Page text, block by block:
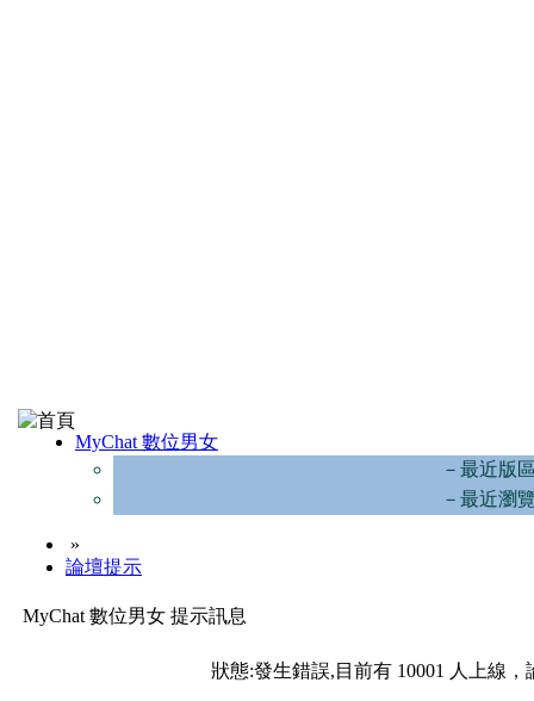
MyChat 數位男女
－最近版
－最近瀏
»
論壇提示
MyChat 數位男女 提示訊息
狀態:發生錯誤,目前有 10001 人上線